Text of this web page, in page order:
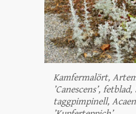
Kamfermalört,
’Canescens’,
taggpimpinell,